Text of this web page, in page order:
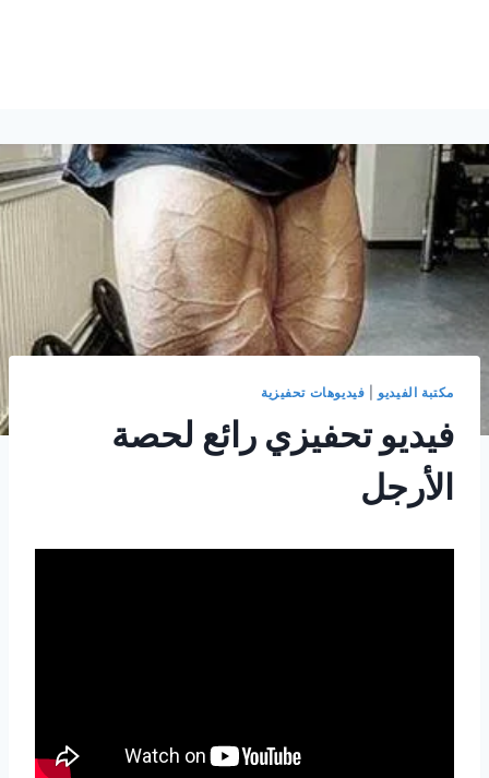
مكتبة الفيديو فيديوهات تحفيزية
فيديو تحفيزي رائع لحصة
الأرجل